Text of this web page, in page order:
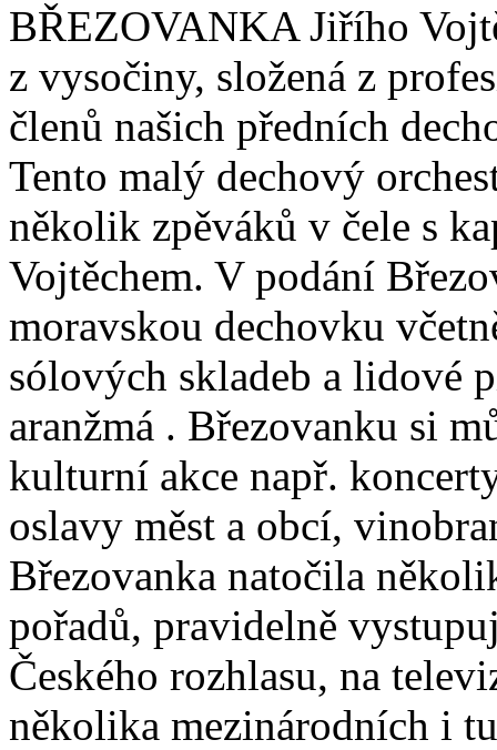
BŘEZOVANKA Jiřího
z vysočiny, složená z
členů našich předních
Tento malý dechový
několik zpěváků v čele s
Vojtěchem. V podání
moravskou dechovku
sólových skladeb a lidové
aranžmá . Březovanku si
kulturní akce např.
oslavy měst a obcí,
Březovanka natočila
pořadů, pravidelně
Českého rozhlasu, na
několika mezinárodních i